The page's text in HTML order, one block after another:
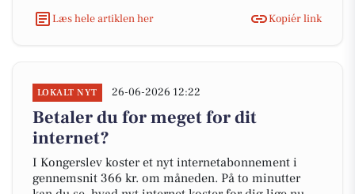
Læs hele artiklen her
Kopiér link
LOKALT NYT 26-06-2026 12:22
Betaler du for meget for dit
internet?
I Kongerslev koster et nyt internetabonnement i
gennemsnit 366 kr. om måneden. På to minutter